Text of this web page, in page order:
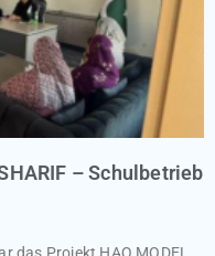
– Schulbetrieb
das Projekt HAQ MODEL